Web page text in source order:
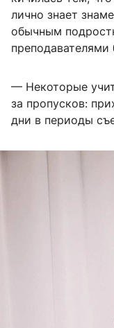
лично знает
обычным
— Некоторые
за пропусков:
дни в периоды